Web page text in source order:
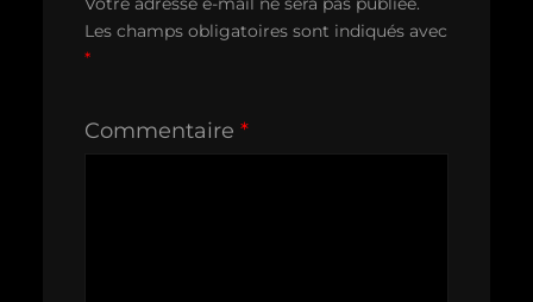
Les champs obligatoires sont indiqués avec
*
Commentaire *